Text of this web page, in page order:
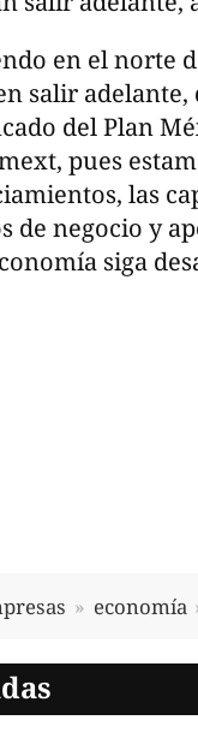
en el norte
salir
del Plan
pues
las
de negocio y
siga
economía